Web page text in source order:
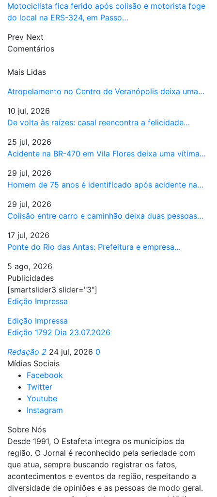
Motociclista fica ferido após colisão e motorista foge
do local na ERS-324, em Passo…
Prev Next
Comentários
Mais Lidas
Atropelamento no Centro de Veranópolis deixa uma…
10 jul, 2026
De volta às raízes: casal reencontra a felicidade…
25 jul, 2026
Acidente na BR-470 em Vila Flores deixa uma vítima…
29 jul, 2026
Homem de 75 anos é identificado após acidente na…
29 jul, 2026
Colisão entre carro e caminhão deixa duas pessoas…
17 jul, 2026
Ponte do Rio das Antas: Prefeitura e empresa…
5 ago, 2026
Publicidades
[smartslider3 slider="3"]
Edição Impressa
Edição Impressa
Edição 1792 Dia 23.07.2026
Redação 2 24 jul, 2026 0
Mídias Sociais
Facebook
Twitter
Youtube
Instagram
Sobre Nós
Desde 1991, O Estafeta integra os municípios da
região. O Jornal é reconhecido pela seriedade com
que atua, sempre buscando registrar os fatos,
acontecimentos e eventos da região, respeitando a
diversidade de opiniões e as pessoas de modo geral.